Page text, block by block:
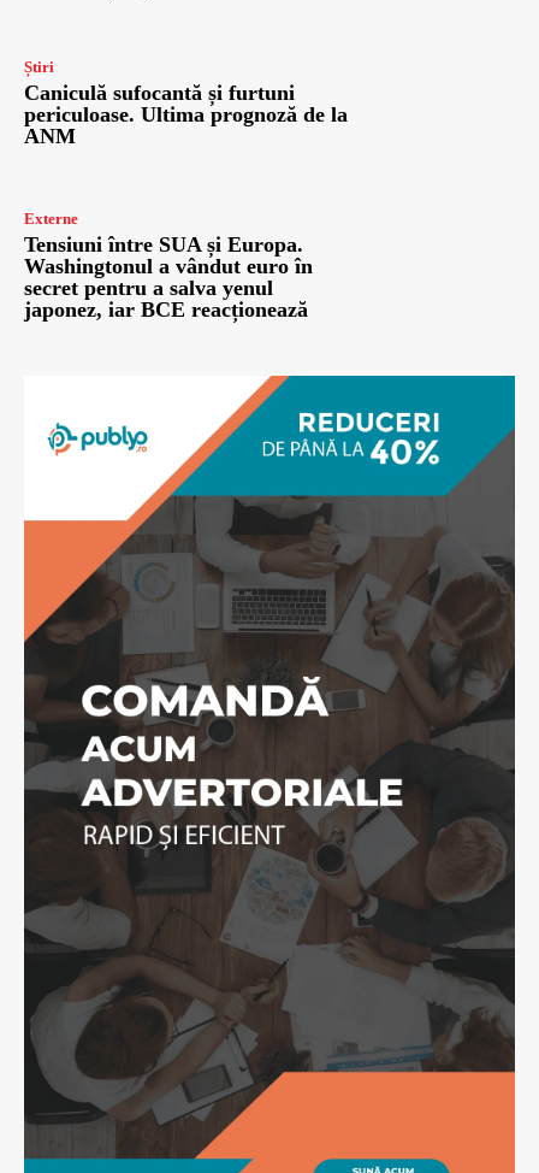
Știri
Caniculă sufocantă și furtuni
periculoase. Ultima prognoză de la
ANM
Externe
Tensiuni între SUA și Europa.
Washingtonul a vândut euro în
secret pentru a salva yenul
japonez, iar BCE reacționează